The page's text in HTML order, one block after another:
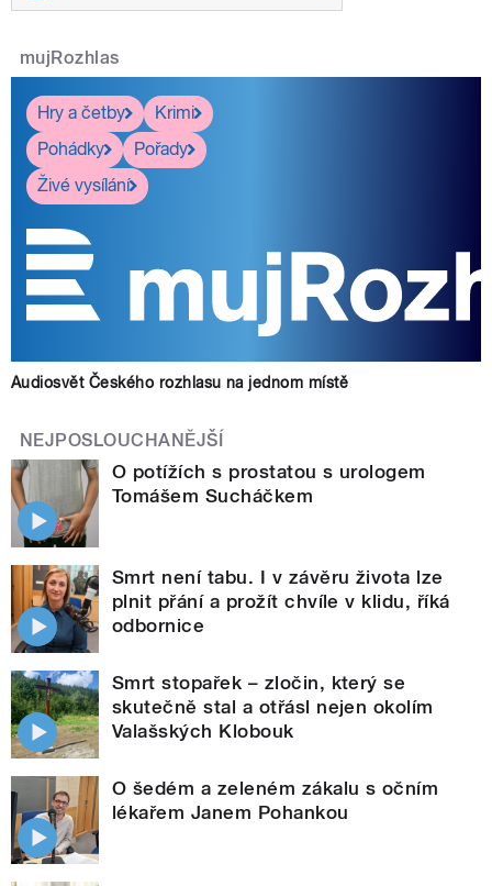
mujRozhlas
Hry a četby
Krimi
Pohádky
Pořady
Živé vysílání
Audiosvět Českého rozhlasu na jednom místě
NEJPOSLOUCHANĚJŠÍ
O potížích s prostatou s urologem
Tomášem Sucháčkem
Smrt není tabu. I v závěru života lze
plnit přání a prožít chvíle v klidu, říká
odbornice
Smrt stopařek – zločin, který se
skutečně stal a otřásl nejen okolím
Valašských Klobouk
O šedém a zeleném zákalu s očním
lékařem Janem Pohankou